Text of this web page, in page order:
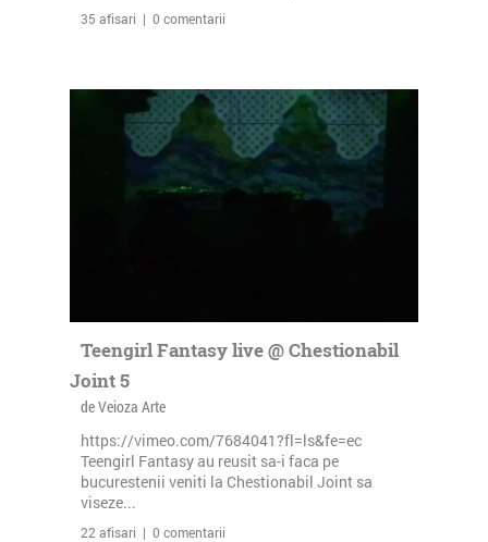
35 afisari | 0 comentarii
Teengirl Fantasy live @ Chestionabil
Joint 5
de Veioza Arte
https://vimeo.com/7684041?fl=ls&fe=ec
Teengirl Fantasy au reusit sa-i faca pe
bucurestenii veniti la Chestionabil Joint sa
viseze...
22 afisari | 0 comentarii